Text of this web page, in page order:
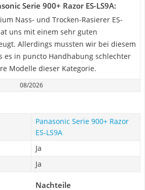
Serie 900+ Razor ES-LS9A:
Nass- und Trocken-Rasierer ES-
uns mit einem sehr guten
Allerdings mussten wir bei diesem
es in puncto Handhabung schlechter
Modelle dieser Kategorie.
08/2026
Panasonic Serie 900+ Razor
ES-LS9A
Ja
Ja
Nachteile